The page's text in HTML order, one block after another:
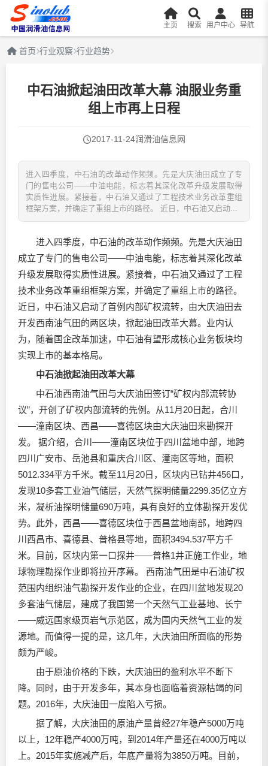
主页 搜索 用户中心 导航
首页 行业观察 行业趋势
中石油掀起油田改革大幕 油服业务重
组上市再上日程
2017-11-24润滑油信息网
进入四季度，中石油的改革动作频频。先是大庆油田成立了专
门的售电公司——中油电能，标志着其深化改革升级发展取得
实质性进展。紧接着，中石油又通过了工程技术业务改革重组
框架方案，并确定了重组上市的路径。 近日，中石油又启动...
进入四季度，中石油的改革动作频频。先是大庆油田
成立了专门的售电公司——中油电能，标志着其深化改革
升级发展取得实质性进展。紧接着，中石油又通过了工程
技术业务改革重组框架方案，并确定了重组上市的路径。
近日，中石油又启动了首例内部矿权流转，由大庆油田去
开发西南油气田的两区块，掀起油田改革大幕。业内认
为，随着国企改革加速，中石油有望形成核心业务板块均
实现上市的基本格局。
中石油掀起油田改革大幕
中石油西南油气田与大庆油田签订“矿权内部流转协
议”，开创了矿权内部流转的先例。从11月20日起，合川
——潼南区块、西昌——喜德区块由大庆油田来勘探开
发。 据介绍，合川——潼南区块位于四川盆地中部，地跨
四川广安市、岳池县和重庆合川区、潼南区等地，面积
5012.334平方千米。截至11月20日，区块内已钻井456口，
发现10多套工业油气储层，天然气探明储量2299.35亿立方
米，凝析油探明储量690万吨，具有良好的立体勘探开发优
势。此外，西昌——喜德区块位于西昌盆地南部，地跨四
川西昌市、喜德县、普格县等地，面积3494.537平方千
米。目前，区块内第一口探井——普格1井正施工作业，地
球物理勘探作业即将拉开序幕。 西南油气田是中石油矿权
范围内组织油气勘探开发作业的企业，在四川盆地发现20
多套油气储层，建成了我国第一个天然气工业基地、长宁
——威远国家级页岩气示范区，成为国内天然气工业的发
源地。而值得一提的是，这几年，大庆油田所面临的形势
颇为严峻。
由于原油价格的下跌，大庆油田的盈利水平不断下
降。同时，由于开发多年，其本身也面临着资源枯竭的问
题。2016年，大庆油田一度陷入亏损。
据了解，大庆油田的原油产量曾经27年稳产5000万吨
以上，12年稳产4000万吨，到2014年产量还在4000万吨以
上。2015年实施减产后，年底产量将为3850万吨。目前，